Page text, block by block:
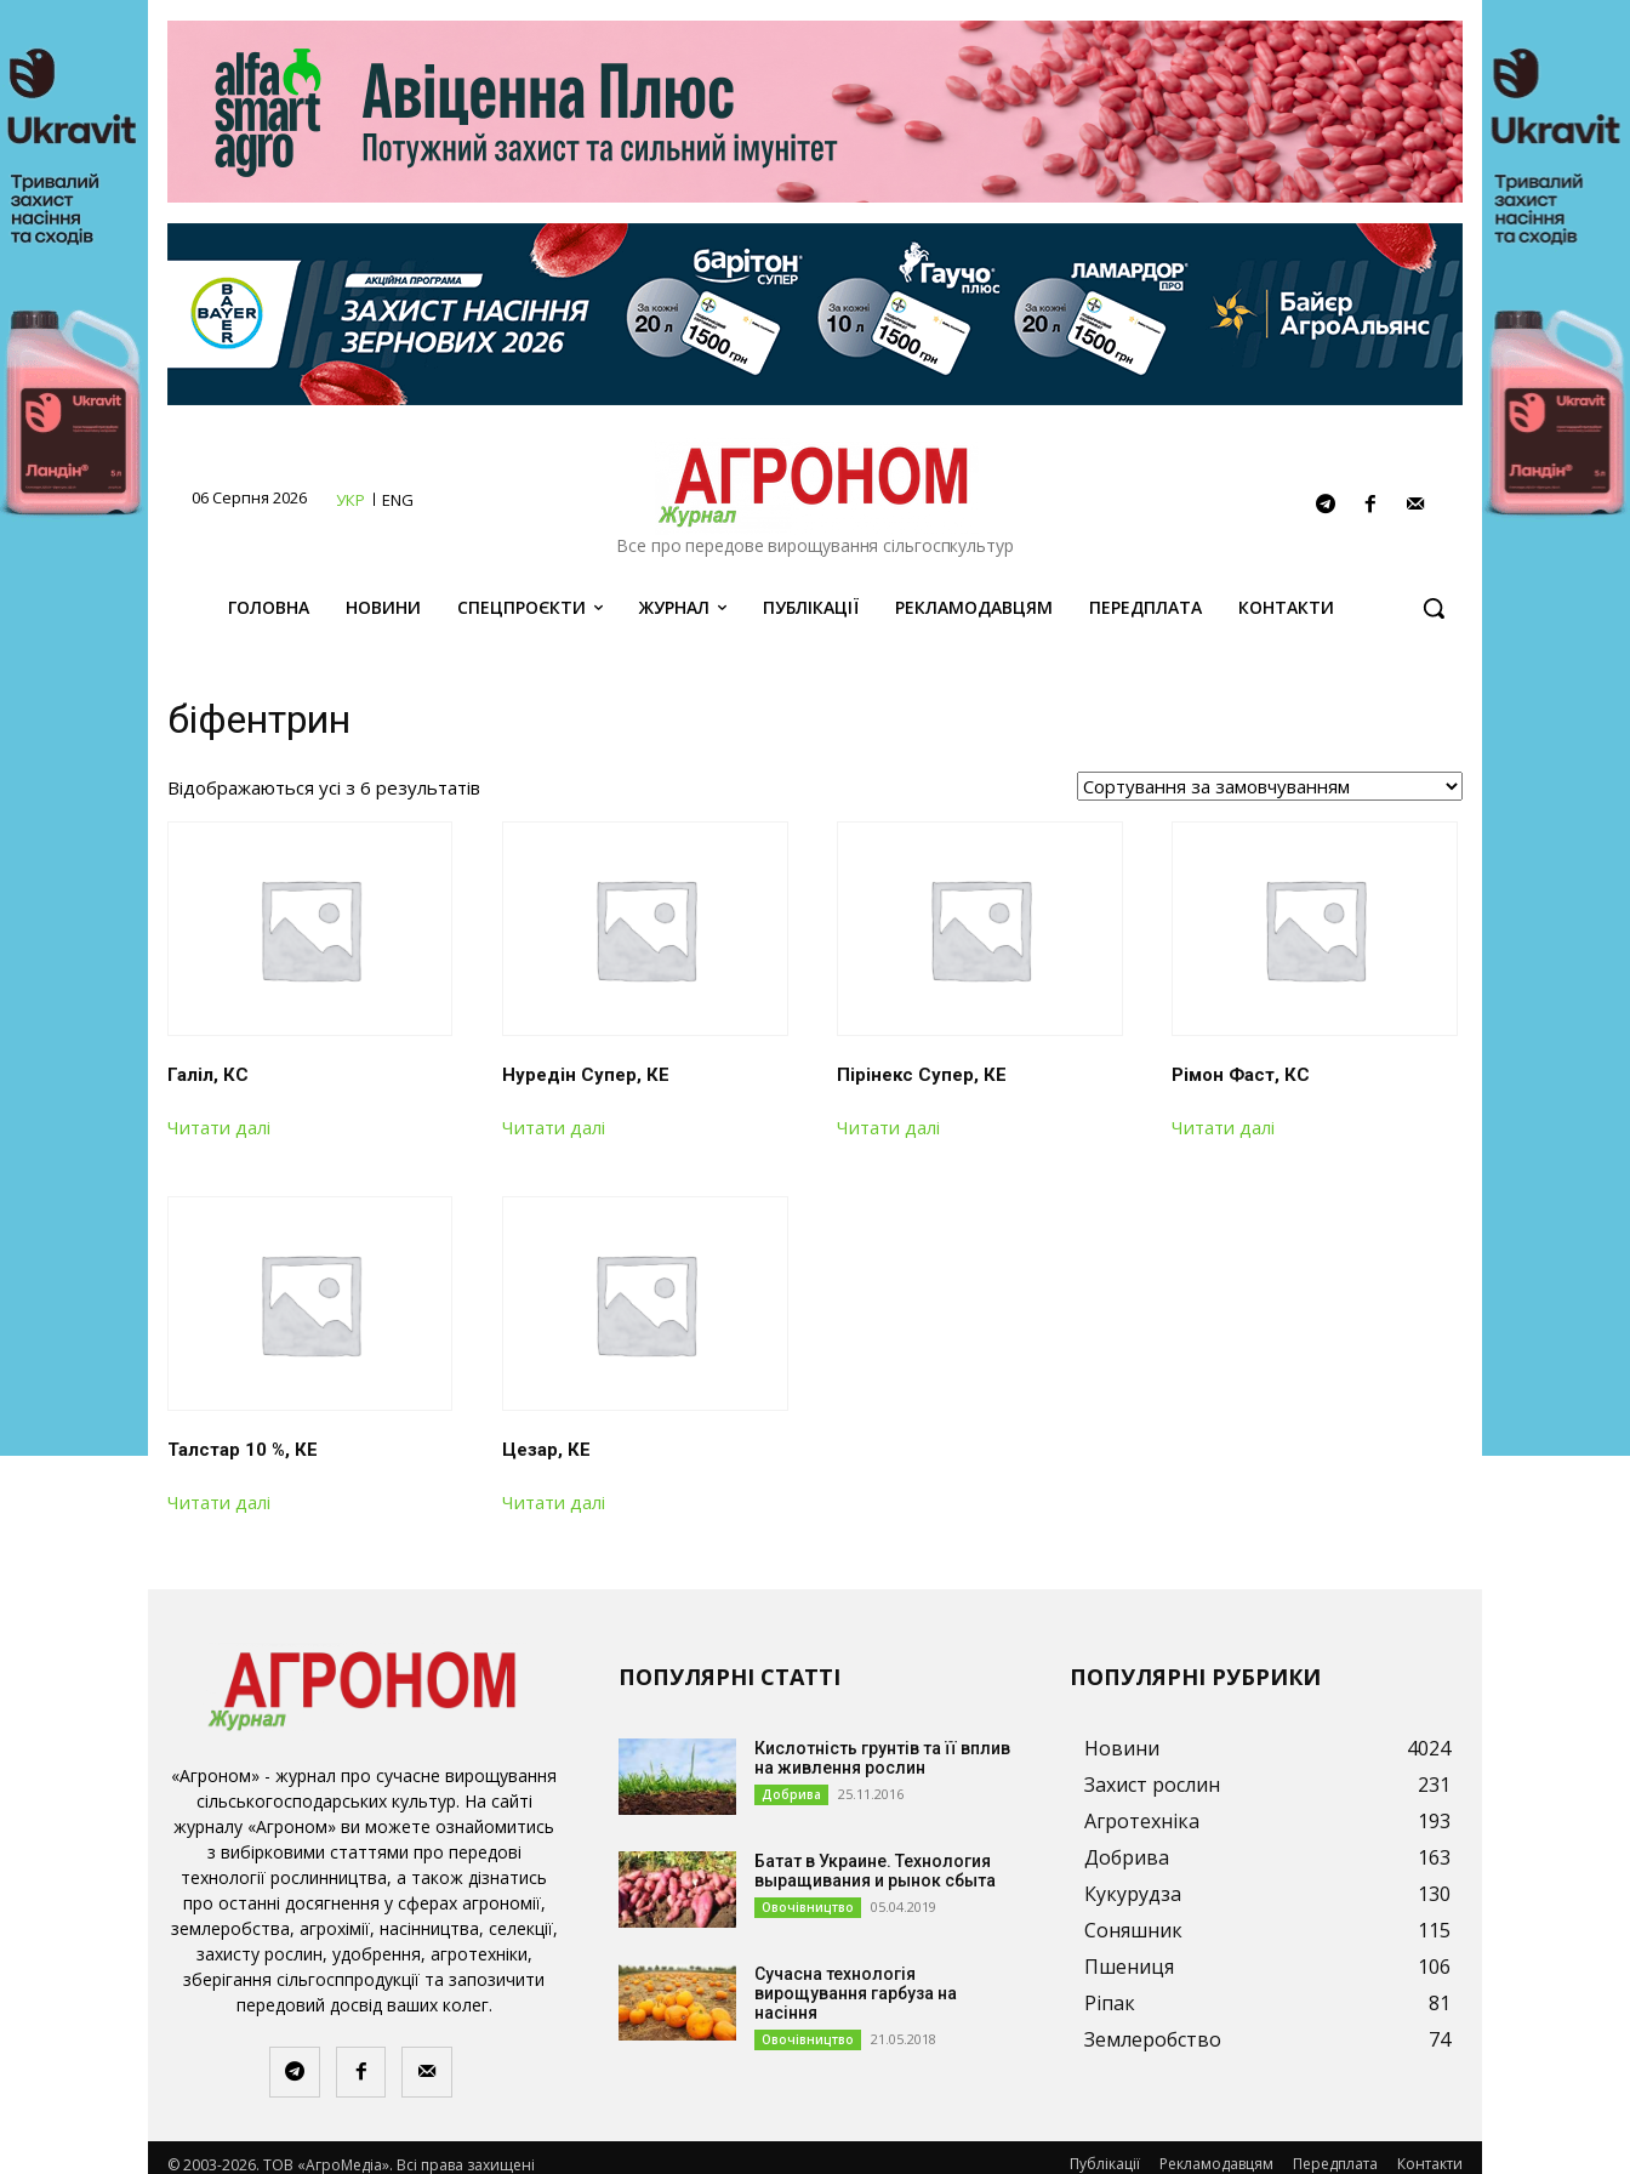
06 Серпня 2026 УКР ENG
Все про передове вирощування сільгоспкультур
ГОЛОВНА НОВИНИ СПЕЦПРОЄКТИ ЖУРНАЛ ПУБЛІКАЦІЇ РЕКЛАМОДАВЦЯМ ПЕРЕДПЛАТА КОНТАКТИ
біфентрин
Відображаються усі з 6 результатів
Галіл, КС
Читати далі
Нуредін Супер, КЕ
Читати далі
Пірінекс Супер, КЕ
Читати далі
Рімон Фаст, КС
Читати далі
Талстар 10 %, КЕ
Читати далі
Цезар, КЕ
Читати далі
«Агроном» - журнал про сучасне вирощування
сільськогосподарських культур. На сайті
журналу «Агроном» ви можете ознайомитись
з вибірковими статтями про передові
технології рослинництва, а також дізнатись
про останні досягнення у сферах агрономії,
землеробства, агрохімії, насінництва, селекції,
захисту рослин, удобрення, агротехніки,
зберігання сільгосппродукції та запозичити
передовий досвід ваших колег.
ПОПУЛЯРНІ СТАТТІ
Кислотність грунтів та її вплив
на живлення рослин
Добрива 25.11.2016
Батат в Украине. Технология
выращивания и рынок сбыта
Овочівництво 05.04.2019
Сучасна технологія
вирощування гарбуза на
насіння
Овочівництво 21.05.2018
ПОПУЛЯРНІ РУБРИКИ
Новини
4024
Захист рослин
231
Агротехніка
193
Добрива
163
Кукурудза
130
Соняшник
115
Пшениця
106
Ріпак
81
Землеробство
74
© 2003-2026. ТОВ «АгроМедіа». Всі права захищені Публікації Рекламодавцям Передплата Контакти